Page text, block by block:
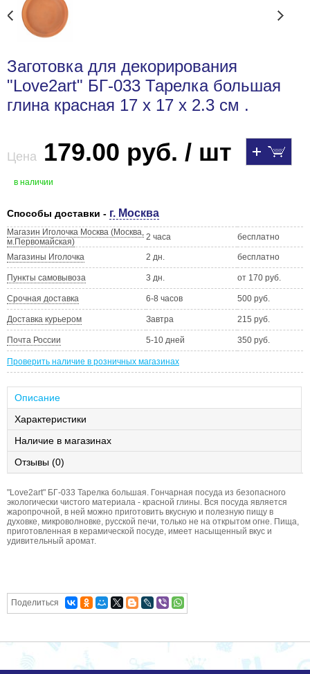
Заготовка для декорирования
"Love2art" БГ-033 Тарелка большая
глина красная 17 х 17 х 2.3 см .
Цена 179.00 руб. / шт
в наличии
Способы доставки - г. Москва
Магазин Иголочка Москва (Москва,
м.Первомайская)
2 часа бесплатно
Магазины Иголочка 2 дн. бесплатно
Пункты самовывоза 3 дн. от 170 руб.
Срочная доставка 6-8 часов 500 руб.
Доставка курьером Завтра 215 руб.
Почта России 5-10 дней 350 руб.
Проверить наличие в розничных магазинах
Описание
Характеристики
Наличие в магазинах
Отзывы (0)
"Love2art" БГ-033 Тарелка большая. Гончарная посуда из безопасного
экологически чистого материала - красной глины. Вся посуда является
жаропрочной, в ней можно приготовить вкусную и полезную пищу в
духовке, микроволновке, русской печи, только не на открытом огне. Пища,
приготовленная в керамической посуде, имеет насыщенный вкус и
удивительный аромат.
Поделиться